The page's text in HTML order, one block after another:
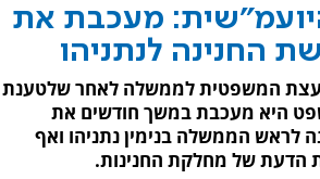
מעכבת את
החנינה לנתניהו
המשפטית לממשלה לאחר שלטענת
היא מעכבת במשך חודשים את
לראש הממשלה בנימין נתניהו ואף
הדעת של מחלקת החנינות.